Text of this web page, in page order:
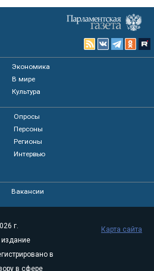
Экономика
В мире
Культура
Опросы
Персоны
Регионы
Интервью
Вакансии
г.
издание
в
в сфере
Карта сайта